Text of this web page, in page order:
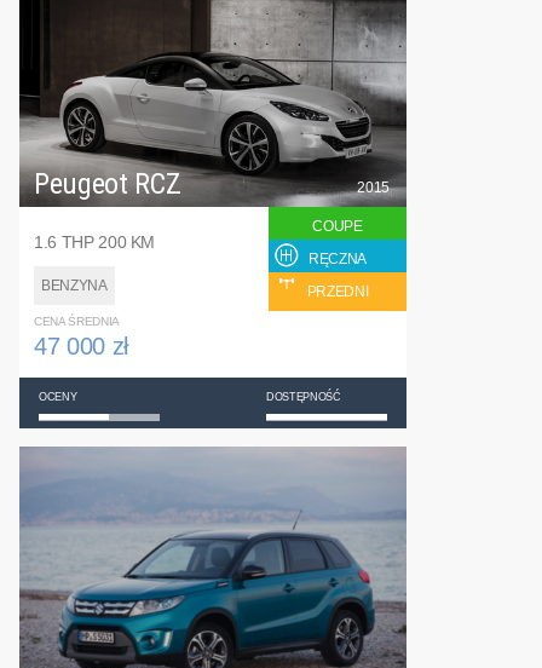
Peugeot RCZ
1.6 THP 200 KM
BENZYNA
2015
COUPE
RĘCZNA
PRZEDNI
CENA ŚREDNIA
47 000 zł
OCENY DOSTĘPNOŚĆ